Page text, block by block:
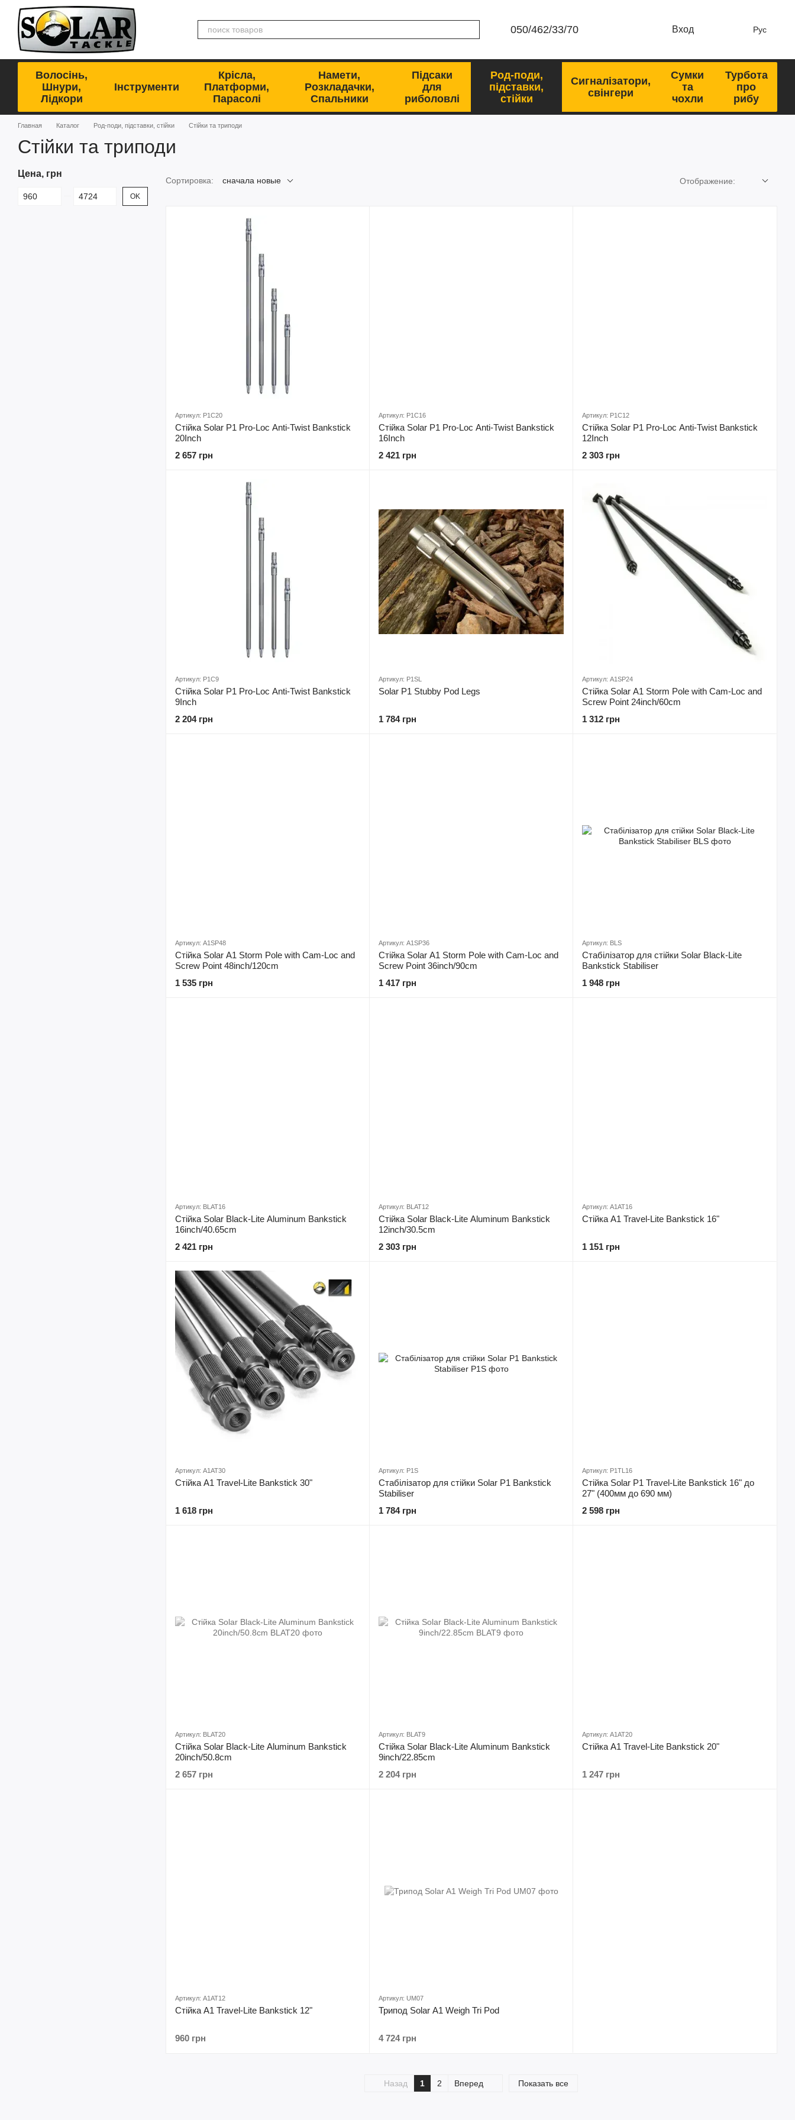
Перейти к основному контенту
050/462/33/70 Вход Рус
Волосінь,
Шнури,
Лідкори
Інструменти
Крісла,
Платформи,
Парасолі
Намети,
Розкладачки,
Спальники
Підсаки
для
риболовлі
Род-поди,
підставки,
стійки
Сигналізатори,
свінгери
Сумки
та
чохли
Турбота
про
рибу
Главная Каталог Род-поди, підставки, стійки Стійки та триподи
Стійки та триподи
Сортировка: сначала новые Отображение:
Артикул: P1C20
Стійка Solar P1 Pro-Loc Anti-Twist Bankstick
20Inch
2 657 грн
Артикул: P1C16
Стійка Solar P1 Pro-Loc Anti-Twist Bankstick
16Inch
2 421 грн
Артикул: P1C12
Стійка Solar P1 Pro-Loc Anti-Twist Bankstick
12Inch
2 303 грн
Артикул: P1C9
Стійка Solar P1 Pro-Loc Anti-Twist Bankstick
9Inch
2 204 грн
Артикул: P1SL
Solar P1 Stubby Pod Legs
1 784 грн
Артикул: A1SP24
Стійка Solar A1 Storm Pole with Cam-Loc and
Screw Point 24inch/60cm
1 312 грн
Артикул: A1SP48
Стійка Solar A1 Storm Pole with Cam-Loc and
Screw Point 48inch/120cm
1 535 грн
Артикул: A1SP36
Стійка Solar A1 Storm Pole with Cam-Loc and
Screw Point 36inch/90cm
1 417 грн
Артикул: BLS
Стабілізатор для стійки Solar Black-Lite
Bankstick Stabiliser
1 948 грн
Артикул: BLAT16
Стійка Solar Black-Lite Aluminum Bankstick
16inch/40.65cm
2 421 грн
Артикул: BLAT12
Стійка Solar Black-Lite Aluminum Bankstick
12inch/30.5cm
2 303 грн
Артикул: A1AT16
Стійка A1 Travel-Lite Bankstick 16"
1 151 грн
Артикул: A1AT30
Стійка A1 Travel-Lite Bankstick 30"
1 618 грн
Артикул: P1S
Стабілізатор для стійки Solar P1 Bankstick
Stabiliser
1 784 грн
Артикул: P1TL16
Стійка Solar P1 Travel-Lite Bankstick 16" до
27" (400мм до 690 мм)
2 598 грн
Артикул: BLAT20
Стійка Solar Black-Lite Aluminum Bankstick
20inch/50.8cm
2 657 грн
Артикул: BLAT9
Стійка Solar Black-Lite Aluminum Bankstick
9inch/22.85cm
2 204 грн
Артикул: A1AT20
Стійка A1 Travel-Lite Bankstick 20"
1 247 грн
Артикул: A1AT12
Стійка A1 Travel-Lite Bankstick 12"
960 грн
Артикул: UM07
Трипод Solar A1 Weigh Tri Pod
4 724 грн
Назад 1 2 Вперед Показать все
Цена, грн
От Цена, грн
До Цена, грн OK